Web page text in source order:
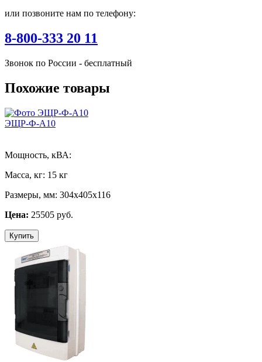
или позвоните нам по телефону:
8-800-333 20 11
Звонок по России - бесплатный
Похожие товары
ЭЩР-Ф-А10
Мощность, кВА:
Масса, кг: 15 кг
Размеры, мм: 304х405х116
Цена: 25505 руб.
Купить